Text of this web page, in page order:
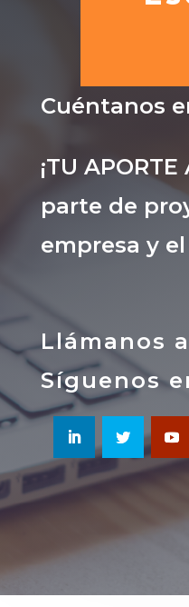
Cuéntanos
¡TU
parte de
empresa y
Llámanos
Síguenos